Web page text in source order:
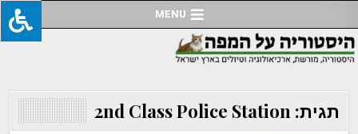
to
content
MENU
תגית:2nd Class Police Station